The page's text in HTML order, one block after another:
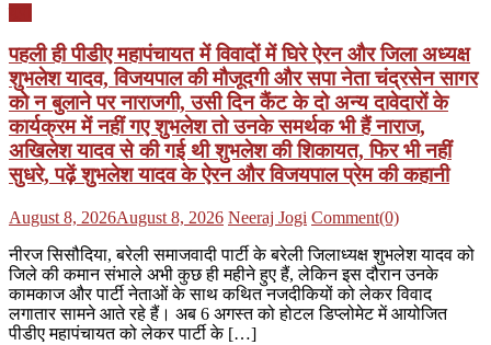
पहली ही पीडीए महापंचायत में विवादों में घिरे ऐरन और जिला अध्यक्ष
शुभलेश यादव, विजयपाल की मौजूदगी और सपा नेता चंद्रसेन सागर
को न बुलाने पर नाराजगी, उसी दिन कैंट के दो अन्य दावेदारों के
कार्यक्रम में नहीं गए शुभलेश तो उनके समर्थक भी हैं नाराज,
अखिलेश यादव से की गई थी शुभलेश की शिकायत, फिर भी नहीं
सुधरे, पढ़ें शुभलेश यादव के ऐरन और विजयपाल प्रेम की कहानी
Posted
August 8, 2026August 8, 2026 Author
Neeraj Jogi Comment(0)
नीरज सिसौदिया, बरेली समाजवादी पार्टी के बरेली जिलाध्यक्ष शुभलेश यादव को
जिले की कमान संभाले अभी कुछ ही महीने हुए हैं, लेकिन इस दौरान उनके
कामकाज और पार्टी नेताओं के साथ कथित नजदीकियों को लेकर विवाद
लगातार सामने आते रहे हैं। अब 6 अगस्त को होटल डिप्लोमेट में आयोजित
पीडीए महापंचायत को लेकर पार्टी के […]